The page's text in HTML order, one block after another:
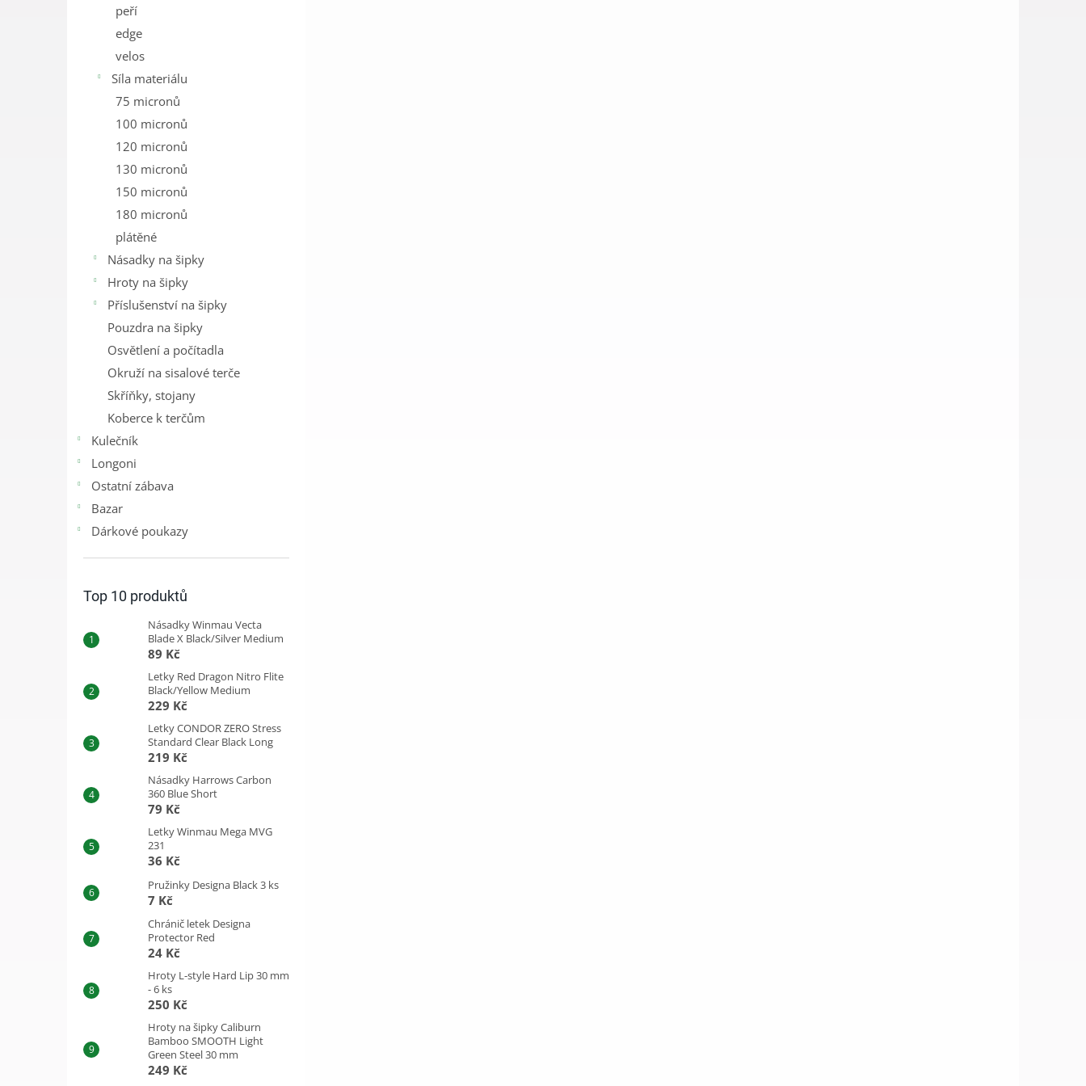
peří
edge
velos
Síla materiálu
75 micronů
100 micronů
120 micronů
130 micronů
150 micronů
180 micronů
plátěné
Násadky na šipky
Hroty na šipky
Příslušenství na šipky
Pouzdra na šipky
Osvětlení a počítadla
Okruží na sisalové terče
Skříňky, stojany
Koberce k terčům
Kulečník
Longoni
Ostatní zábava
Bazar
Dárkové poukazy
Top 10 produktů
Násadky Winmau Vecta
Blade X Black/Silver Medium
89 Kč
Letky Red Dragon Nitro Flite
Black/Yellow Medium
229 Kč
Letky CONDOR ZERO Stress
Standard Clear Black Long
219 Kč
Násadky Harrows Carbon
360 Blue Short
79 Kč
Letky Winmau Mega MVG
231
36 Kč
Pružinky Designa Black 3 ks
7 Kč
Chránič letek Designa
Protector Red
24 Kč
Hroty L-style Hard Lip 30 mm
- 6 ks
250 Kč
Hroty na šipky Caliburn
Bamboo SMOOTH Light
Green Steel 30 mm
249 Kč